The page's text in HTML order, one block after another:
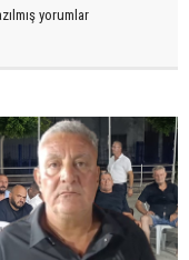
yorumlar